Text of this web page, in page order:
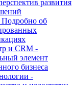
развития
Подробно об
и CRM -
элемент
бизнеса
-